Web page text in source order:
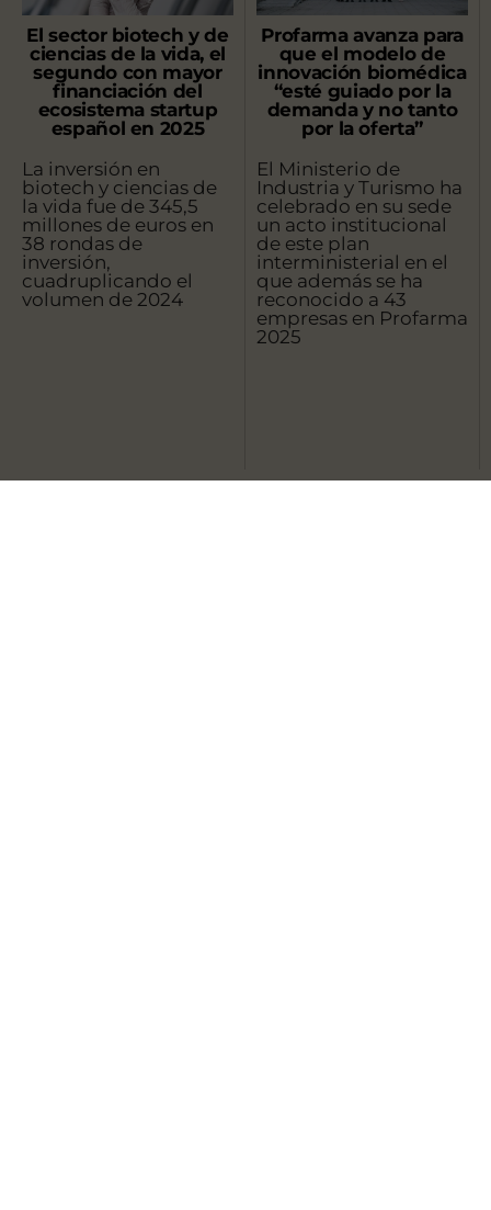
El sector biotech y de
ciencias de la vida, el
segundo con mayor
financiación del
ecosistema startup
español en 2025
La inversión en
biotech y ciencias de
la vida fue de 345,5
millones de euros en
38 rondas de
inversión,
cuadruplicando el
volumen de 2024
Profarma avanza para
que el modelo de
innovación biomédica
“esté guiado por la
demanda y no tanto
por la oferta”
El Ministerio de
Industria y Turismo ha
celebrado en su sede
un acto institucional
de este plan
interministerial en el
que además se ha
reconocido a 43
empresas en Profarma
2025